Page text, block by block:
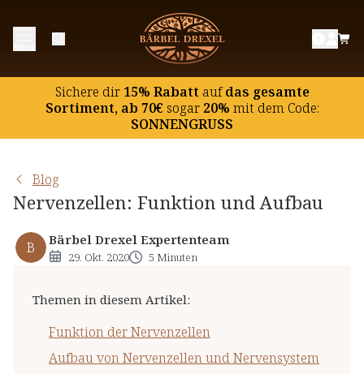
Sichere dir15% Rabatt aufdas gesamte
Sortiment, ab 70€ sogar20% mit dem Code:
SONNENGRUSS
Blog
Nervenzellen: Funktion und Aufbau
B Bärbel Drexel Expertenteam
29. Okt. 2020 5 Minuten
Themen in diesem Artikel:
Funktion der Nervenzellen
Aufbau von Nervenzellen und Nervensystem
Funktion der Nervenzellen
Aufbau von Nervenzellen und Nervensystem
"Nervenstärke" ist ein Missverständnis
Was ist dran an "Nervenvitaminen"?